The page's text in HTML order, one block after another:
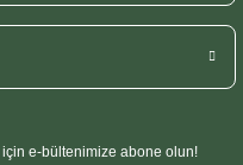
için e-bültenimize abone olun!